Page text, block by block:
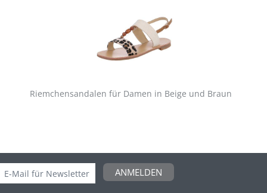
Riemchensandalen für Damen in Beige und Braun
ANMELDEN